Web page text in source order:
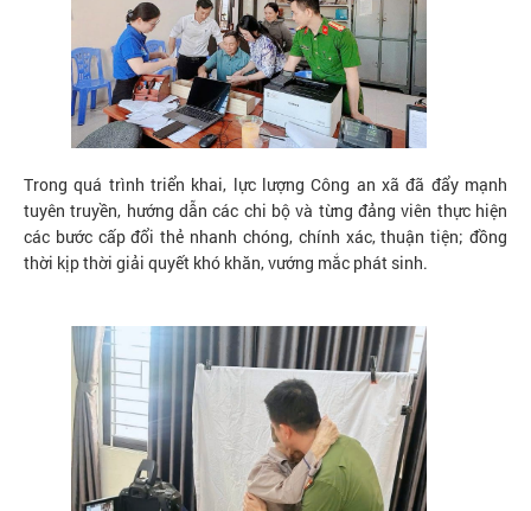
Trong quá trình triển khai, lực lượng Công an xã đã đẩy mạnh
tuyên truyền, hướng dẫn các chi bộ và từng đảng viên thực hiện
các bước cấp đổi thẻ nhanh chóng, chính xác, thuận tiện; đồng
thời kịp thời giải quyết khó khăn, vướng mắc phát sinh.